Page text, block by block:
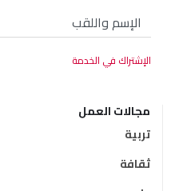
مجالات العمل
تربية
ثقافة